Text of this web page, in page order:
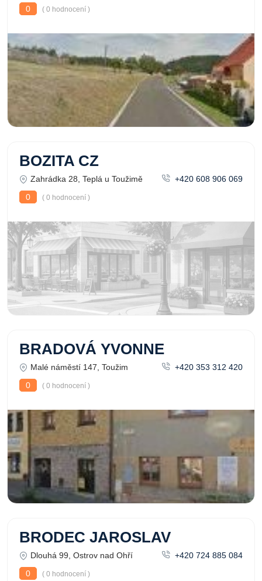
0
( 0 hodnocení )
BOZITA CZ
Zahrádka 28, Teplá u Toužimě
+420 608 906 069
0
( 0 hodnocení )
BRADOVÁ YVONNE
Malé náměstí 147, Toužim
+420 353 312 420
0
( 0 hodnocení )
BRODEC JAROSLAV
Dlouhá 99, Ostrov nad Ohří
+420 724 885 084
0
( 0 hodnocení )